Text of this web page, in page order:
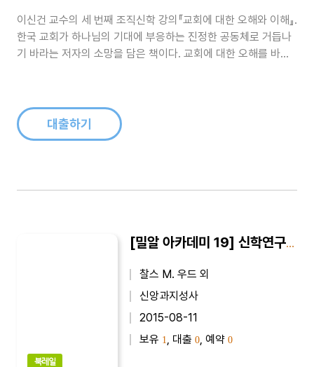
이신건 교수의 세 번째 조직신학 강의『교회에 대한 오해와 이해』.
한국 교회가 하나님의 기대에 부응하는 진정한 공동체로 거듭나
기 바라는 저자의 소망을 담은 책이다. 교회에 대한 오해를 바로
대출하기
북레일
[밀알 아카데미 19] 신학연구 어떻게 할 것인가
찰스 M. 우드 외
신앙과지성사
2015-08-11
보유 1 , 대출 0 , 예약 0